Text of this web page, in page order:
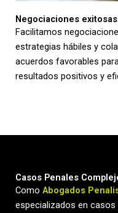
Negociaciones
Facilitamos
estrategias hábiles y
acuerdos favorables
resultados positivos y
Casos Penales
Como Abogados
especializados en